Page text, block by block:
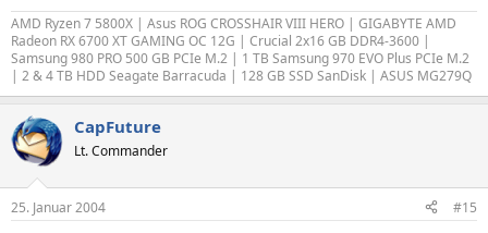
AMD Ryzen 7 5800X | Asus ROG CROSSHAIR VIII HERO | GIGABYTE AMD
Radeon RX 6700 XT GAMING OC 12G | Crucial 2x16 GB DDR4-3600 |
Samsung 980 PRO 500 GB PCIe M.2 | 1 TB Samsung 970 EVO Plus PCIe M.2
| 2 & 4 TB HDD Seagate Barracuda | 128 GB SSD SanDisk | ASUS MG279Q
CapFuture
Lt. Commander
25. Januar 2004 #15